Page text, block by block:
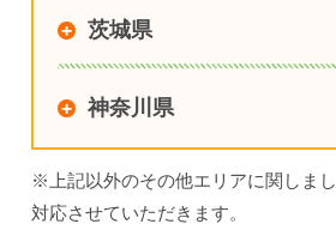
茨城県
神奈川県
※上記以外のその他エリアに関しま
対応させていただきます。